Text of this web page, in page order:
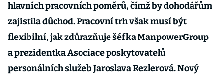
hlavních pracovních poměrů, čímž by dohodářům
zajistila důchod. Pracovní trh však musí být
flexibilní, jak zdůrazňuje šéfka ManpowerGroup
a prezidentka Asociace poskytovatelů
personálních služeb Jaroslava Rezlerová. Nový